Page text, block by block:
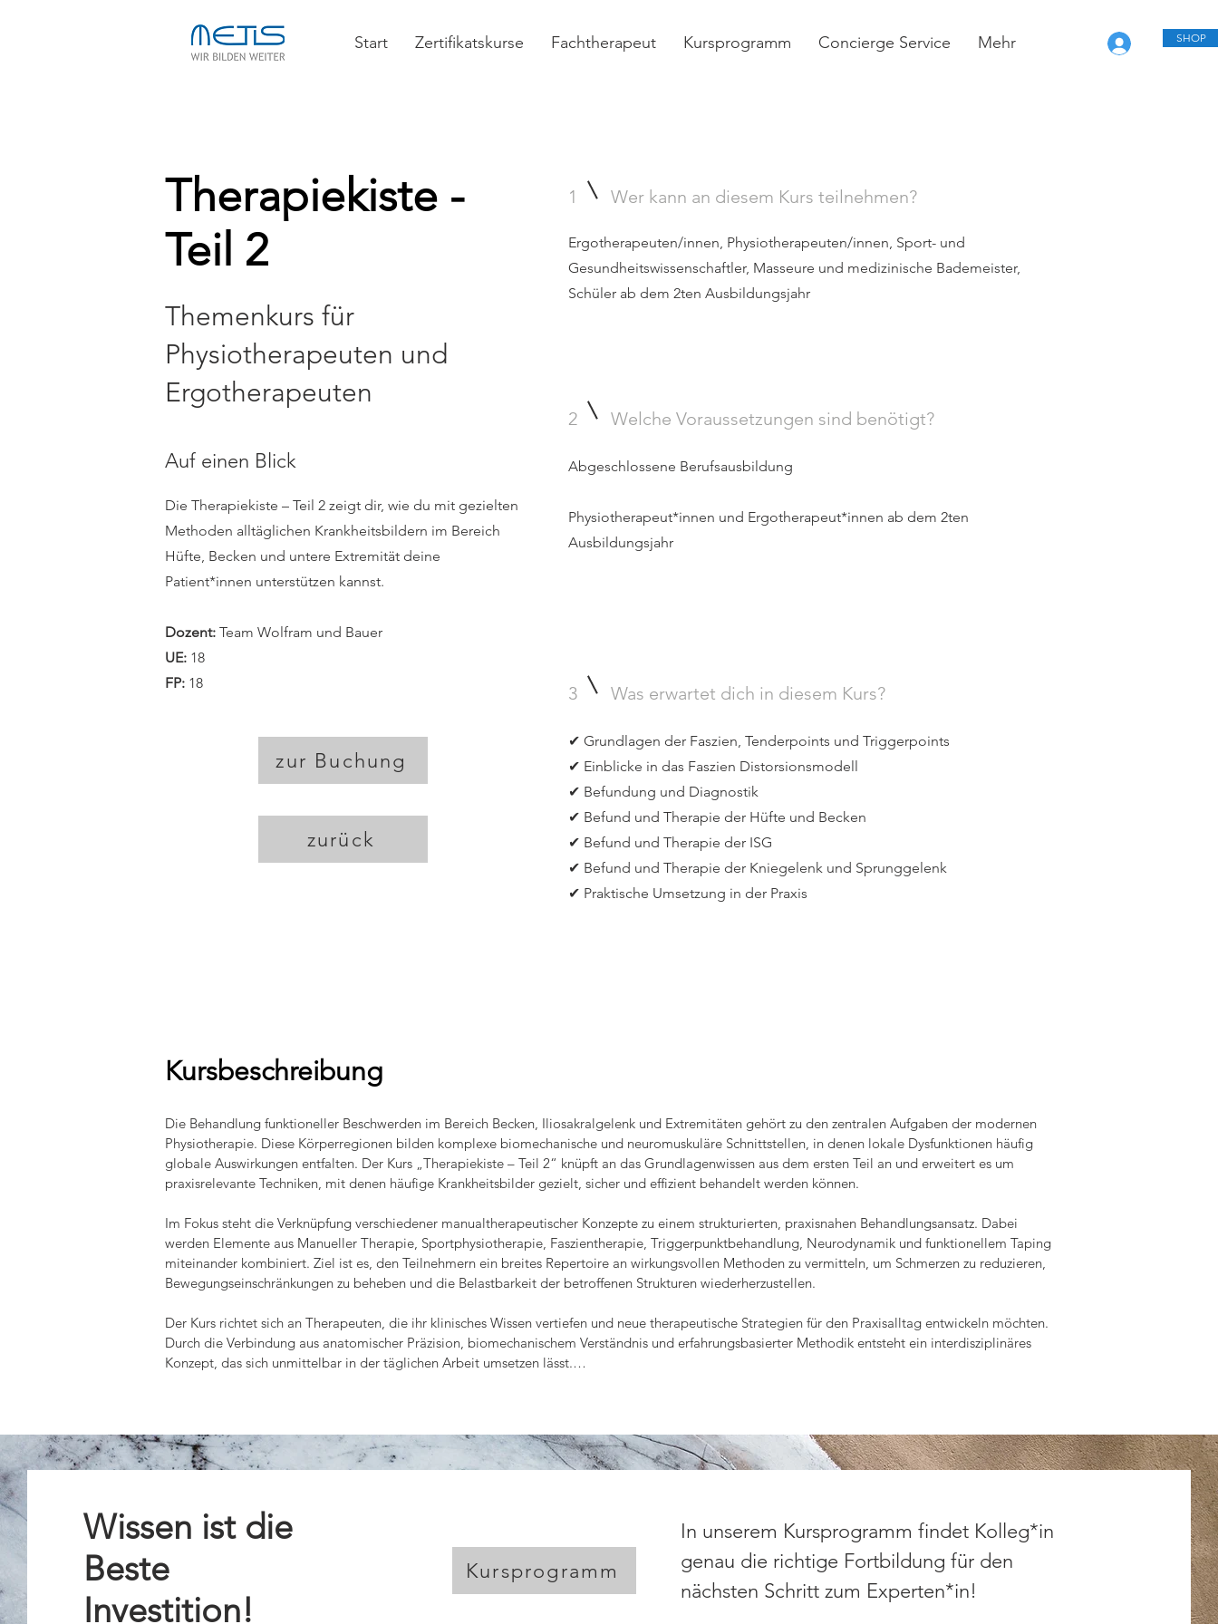
Start Zertifikatskurse Fachtherapeut Kursprogramm Concierge Service Mehr SHOP
Therapiekiste -
Teil 2
Themenkurs für
Physiotherapeuten und
Ergotherapeuten
Auf einen Blick
Die Therapiekiste – Teil 2 zeigt dir, wie du mit gezielten
Methoden alltäglichen Krankheitsbildern im Bereich
Hüfte, Becken und untere Extremität deine
Patient*innen unterstützen kannst.
Dozent: Team Wolfram und Bauer
UE: 18
FP: 18
zur Buchung
zurück
1 Wer kann an diesem Kurs teilnehmen?
Ergotherapeuten/innen, Physiotherapeuten/innen, Sport- und
Gesundheitswissenschaftler, Masseure und medizinische Bademeister,
Schüler ab dem 2ten Ausbildungsjahr
2 Welche Voraussetzungen sind benötigt?
Abgeschlossene Berufsausbildung
Physiotherapeut*innen und Ergotherapeut*innen ab dem 2ten
Ausbildungsjahr
3 Was erwartet dich in diesem Kurs?
✔ Grundlagen der Faszien, Tenderpoints und Triggerpoints
✔ Einblicke in das Faszien Distorsionsmodell
✔ Befundung und Diagnostik
✔ Befund und Therapie der Hüfte und Becken
✔ Befund und Therapie der ISG
✔ Befund und Therapie der Kniegelenk und Sprunggelenk
✔ Praktische Umsetzung in der Praxis
Kursbeschreibung
Die Behandlung funktioneller Beschwerden im Bereich Becken, Iliosakralgelenk und Extremitäten gehört zu den zentralen Aufgaben der modernen
Physiotherapie. Diese Körperregionen bilden komplexe biomechanische und neuromuskuläre Schnittstellen, in denen lokale Dysfunktionen häufig
globale Auswirkungen entfalten. Der Kurs „Therapiekiste – Teil 2“ knüpft an das Grundlagenwissen aus dem ersten Teil an und erweitert es um
praxisrelevante Techniken, mit denen häufige Krankheitsbilder gezielt, sicher und effizient behandelt werden können.
Im Fokus steht die Verknüpfung verschiedener manualtherapeutischer Konzepte zu einem strukturierten, praxisnahen Behandlungsansatz. Dabei
werden Elemente aus Manueller Therapie, Sportphysiotherapie, Faszientherapie, Triggerpunktbehandlung, Neurodynamik und funktionellem Taping
miteinander kombiniert. Ziel ist es, den Teilnehmern ein breites Repertoire an wirkungsvollen Methoden zu vermitteln, um Schmerzen zu reduzieren,
Bewegungseinschränkungen zu beheben und die Belastbarkeit der betroffenen Strukturen wiederherzustellen.
Der Kurs richtet sich an Therapeuten, die ihr klinisches Wissen vertiefen und neue therapeutische Strategien für den Praxisalltag entwickeln möchten.
Durch die Verbindung aus anatomischer Präzision, biomechanischem Verständnis und erfahrungsbasierter Methodik entsteht ein interdisziplinäres
Konzept, das sich unmittelbar in der täglichen Arbeit umsetzen lässt.
Zu Beginn erhalten die Teilnehmer einen vertieften Überblick über die funktionelle Anatomie, Biomechanik und Pathomechanik der Regionen
Becken, Iliosakralgelenk, Knie und Fuß. Das Verständnis der komplexen Gelenkmechanismen bildet die Grundlage für eine präzise Diagnostik und
Ein zentraler Bestandteil des Kurses ist die Arbeit mit Tenderpoints, Triggerpunkten und faszialen Strukturen. Die Teilnehmer erlernen myofasziale
Techniken zur Lösung lokaler Spannungen, zur Verbesserung der Gleitfähigkeit und zur Reduktion reflektorischer Schmerzmuster. Ergänzend wird das
Fasziendistorsionsmodell vorgestellt, das ein erweitertes Verständnis über die Entstehung und Behandlung myofaszialer Schmerzsyndrome
vermittelt.
Wissen ist die
Beste
Investition!
Kursprogramm
In unserem Kursprogramm findet Kolleg*in
genau die richtige Fortbildung für den
nächsten Schritt zum Experten*in!